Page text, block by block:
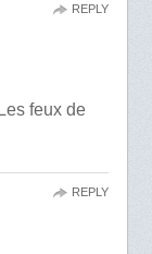
feux de
REPLY
REPLY